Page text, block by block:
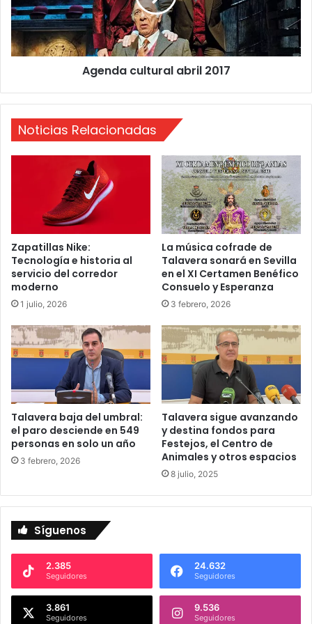
n
p
i
l
d
i
a
c
u
l
a
b
1
7
Agenda cultural abril 2017
Noticias Relacionadas
Zapatillas Nike:
Tecnología e historia al
servicio del corredor
moderno
1 julio, 2026
La música cofrade de
Talavera sonará en Sevilla
en el XI Certamen Benéfico
Consuelo y Esperanza
3 febrero, 2026
Talavera baja del umbral:
el paro desciende en 549
personas en solo un año
3 febrero, 2026
Talavera sigue avanzando
y destina fondos para
Festejos, el Centro de
Animales y otros espacios
8 julio, 2025
Síguenos
2.385
Seguidores
24.632
Seguidores
3.861
Seguidores
9.536
Seguidores